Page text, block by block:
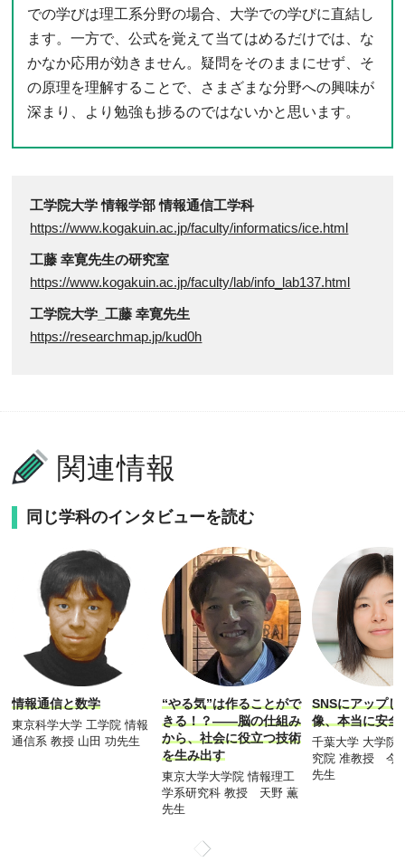
での学びは理工系分野の場合、大学での学びに直結し
ます。一方で、公式を覚えて当てはめるだけでは、な
かなか応用が効きません。疑問をそのままにせず、そ
の原理を理解することで、さまざまな分野への興味が
深まり、より勉強も捗るのではないかと思います。
工学院大学 情報学部 情報通信工学科
https://www.kogakuin.ac.jp/faculty/informatics/ice.html
工藤 幸寛先生の研究室
https://www.kogakuin.ac.jp/faculty/lab/info_lab137.html
工学院大学_工藤 幸寛先生
https://researchmap.jp/kud0h
関連情報
同じ学科のインタビューを読む
情報通信と数学
東京科学大学 工学院 情報
通信系 教授 山田 功先生
“やる気”は作ることがで
きる！？――脳の仕組み
から、社会に役立つ技術
を生み出す
東京大学大学院 情報理工
学系研究科 教授 天野 薫
先生
SNSにアップし
像、本当に安全
千葉大学 大学院
究院 准教授 今
先生